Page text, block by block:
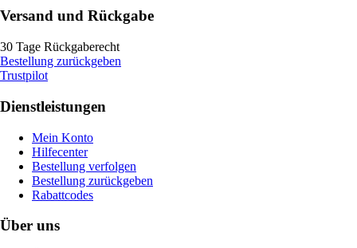
Versand und Rückgabe
30 Tage Rückgaberecht
Bestellung zurückgeben
Trustpilot
Dienstleistungen
Mein Konto
Hilfecenter
Bestellung verfolgen
Bestellung zurückgeben
Rabattcodes
Über uns